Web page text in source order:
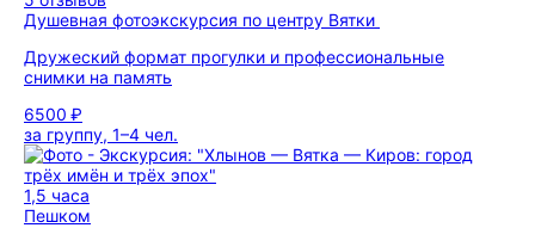
Душевная фотоэкскурсия по центру Вятки
Дружеский формат прогулки и профессиональные
снимки на память
6500 ₽
за группу, 1–4 чел.
1,5 часа
Пешком